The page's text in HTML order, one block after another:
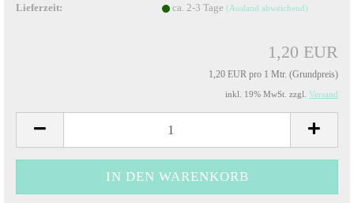
Lieferzeit:
ca. 2-3 Tage (Ausland abweichend)
1,20 EUR
1,20 EUR pro 1 Mtr. (Grundpreis)
inkl. 19% MwSt. zzgl. Versand